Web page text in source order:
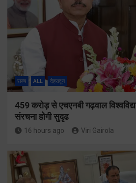
राज्य ALL देहरादून
459 करोड़ से एचएनबी गढ़वाल
संरचना होगी सुदृढ
16 hours ago Viri Gairola